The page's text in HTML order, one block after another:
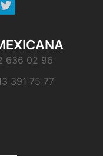
636 02 96
391 75 77